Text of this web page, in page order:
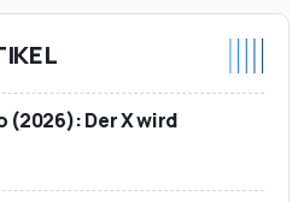
(2026): Der X wird